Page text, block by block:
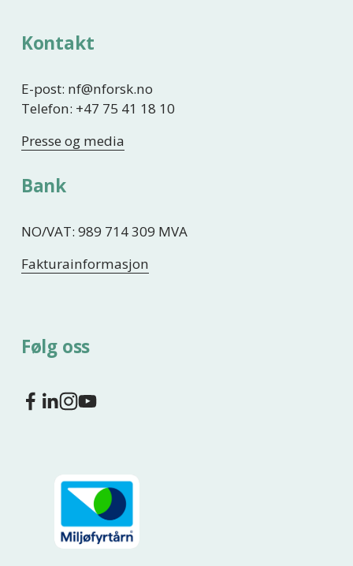
Kontakt
E-post: nf@nforsk.no
Telefon: +47 75 41 18 10
Presse og media
Bank
NO/VAT: 989 714 309 MVA
Fakturainformasjon
Følg oss